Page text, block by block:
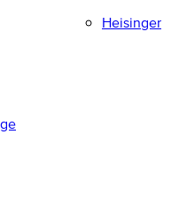
1952/96 E.V. Heisinger